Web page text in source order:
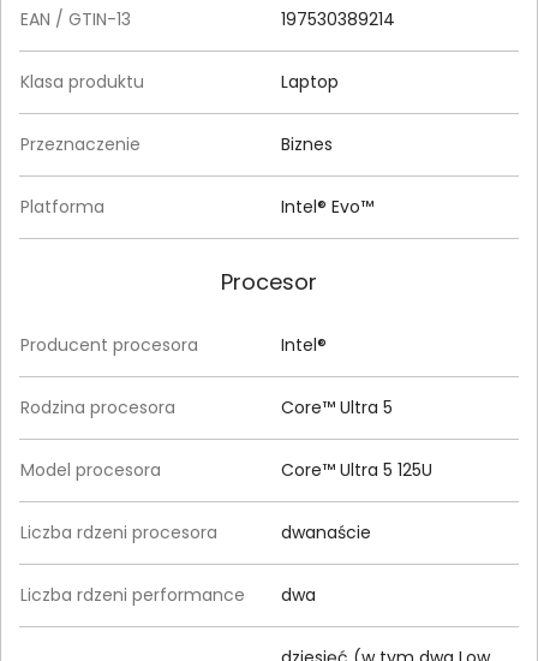
EAN / GTIN-13 197530389214
Klasa produktu Laptop
Przeznaczenie Biznes
Platforma Intel® Evo™
Procesor
Producent procesora Intel®
Rodzina procesora Core™ Ultra 5
Model procesora Core™ Ultra 5 125U
Liczba rdzeni procesora dwanaście
Liczba rdzeni performance dwa